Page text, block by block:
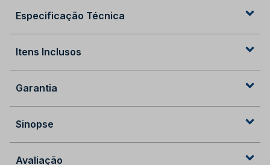
Especificação Técnica
Itens Inclusos
Garantia
Sinopse
Avaliação